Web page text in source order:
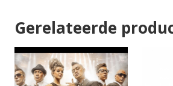
Gerelateerde